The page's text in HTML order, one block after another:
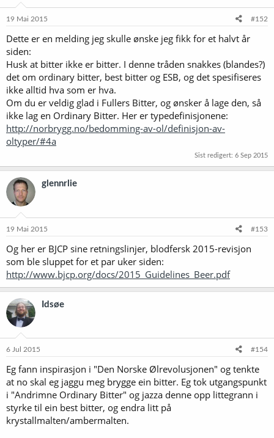
19 Mai 2015 #152
Dette er en melding jeg skulle ønske jeg fikk for et halvt år
siden:
Husk at bitter ikke er bitter. I denne tråden snakkes (blandes?)
det om ordinary bitter, best bitter og ESB, og det spesifiseres
ikke alltid hva som er hva.
Om du er veldig glad i Fullers Bitter, og ønsker å lage den, så
ikke lag en Ordinary Bitter. Her er typedefinisjonene:
http://norbrygg.no/bedomming-av-ol/definisjon-av-
oltyper/#4a
Sist redigert: 6 Sep 2015
glennrlie
19 Mai 2015 #153
Og her er BJCP sine retningslinjer, blodfersk 2015-revisjon
som ble sluppet for et par uker siden:
http://www.bjcp.org/docs/2015_Guidelines_Beer.pdf
Idsøe
6 Jul 2015 #154
Eg fann inspirasjon i "Den Norske Ølrevolusjonen" og tenkte
at no skal eg jaggu meg brygge ein bitter. Eg tok utgangspunkt
i "Andrimne Ordinary Bitter" og jazza denne opp littegrann i
styrke til ein best bitter, og endra litt på
krystallmalten/ambermalten.